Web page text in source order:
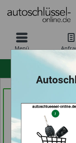
Menü
Grevenbroich)
Händlerprofil